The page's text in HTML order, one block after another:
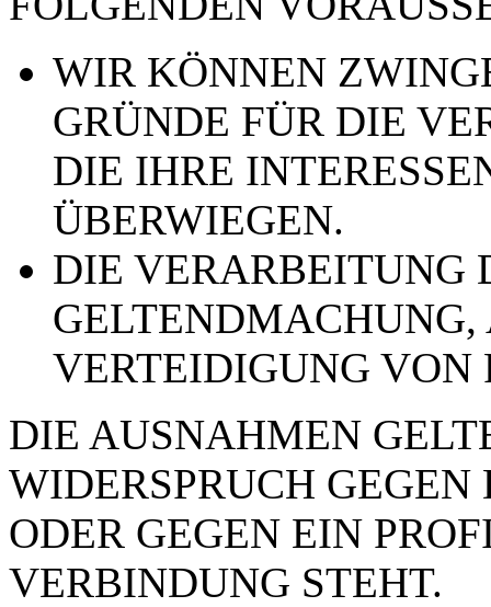
WIR KÖNNEN
GRÜNDE FÜR DIE
DIE IHRE
ÜBERWIEGEN.
DIE VERARBEITUNG
VERTEIDIGUNG VON
DIE AUSNAHMEN
WIDERSPRUCH
ODER GEGEN EIN
VERBINDUNG STEHT.